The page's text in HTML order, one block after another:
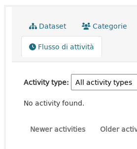
Dataset
Categorie
Flusso di attività
Activity type
No activity found.
Newer activities Older